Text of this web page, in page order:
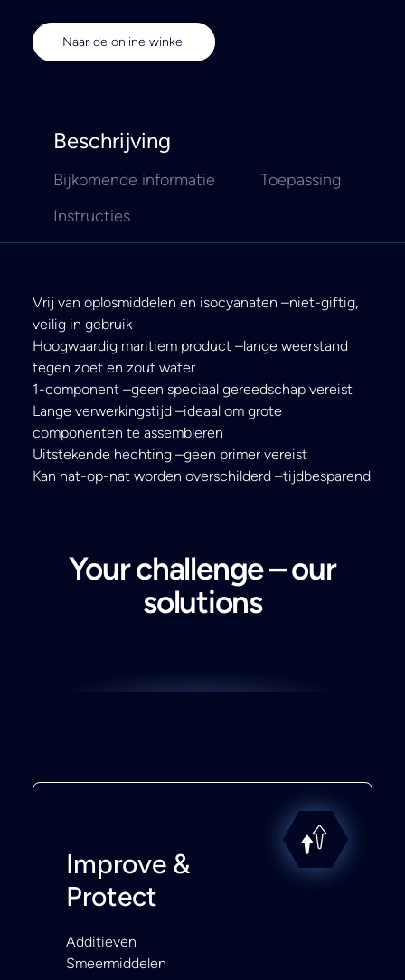
Naar de online winkel
Beschrijving
Bijkomende informatie
Toepassing
Instructies
Vrij van oplosmiddelen en isocyanaten –niet-giftig,
veilig in gebruik
Hoogwaardig maritiem product –lange weerstand
tegen zoet en zout water
1-component –geen speciaal gereedschap vereist
Lange verwerkingstijd –ideaal om grote
componenten te assembleren
Uitstekende hechting –geen primer vereist
Kan nat-op-nat worden overschilderd –tijdbesparend
Your challenge – our
solutions
Improve &
Protect
Additieven
Smeermiddelen